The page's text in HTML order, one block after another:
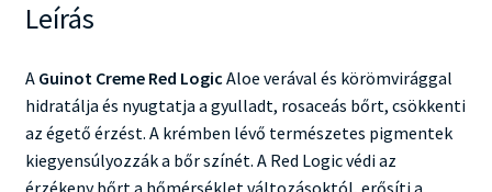
Leírás
A Guinot Creme Red Logic Aloe verával és körömvirággal
hidratálja és nyugtatja a gyulladt, rosaceás bőrt, csökkenti
az égető érzést. A krémben lévő természetes pigmentek
kiegyensúlyozzák a bőr színét. A Red Logic védi az